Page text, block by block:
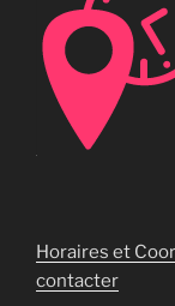
Horaires et
contacter